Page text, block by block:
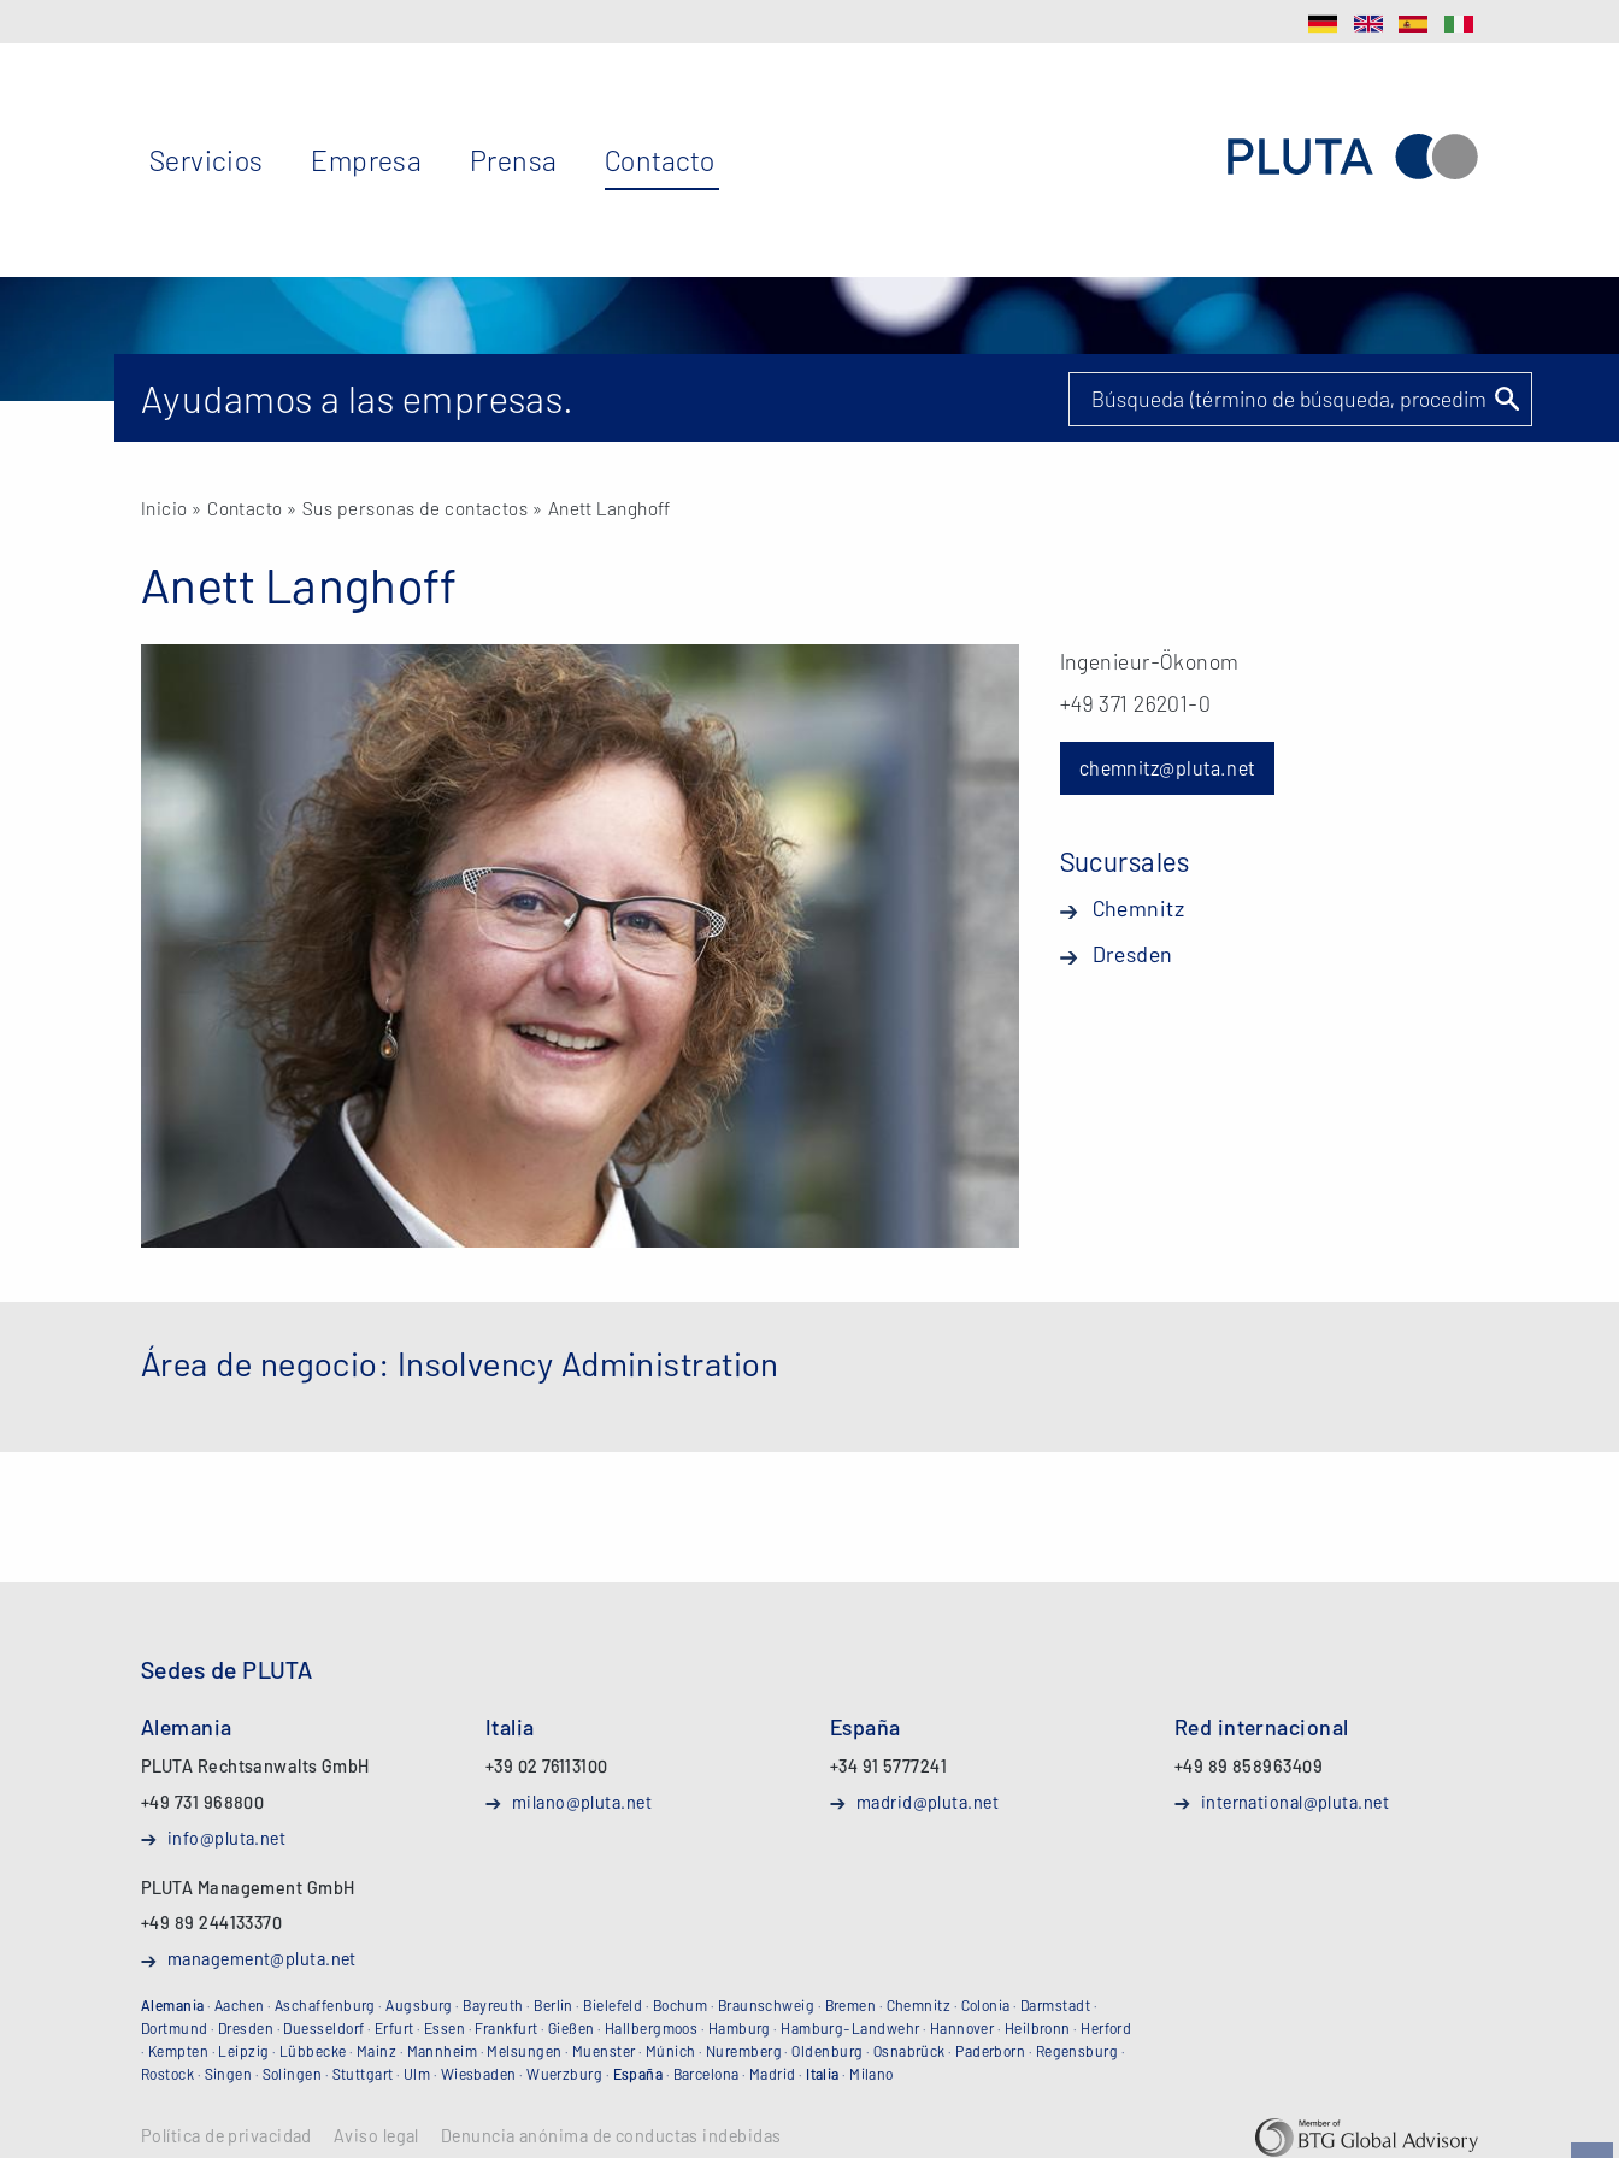
Servicios Empresa Prensa Contacto
Ayudamos a las empresas.
Inicio » Contacto »Sus personas de contactos » Anett Langhoff
Anett Langhoff
Ingenieur-Ökonom
+49 371 26201-0
chemnitz@pluta.net
Sucursales
Chemnitz
Dresden
Área de negocio: Insolvency Administration
Sedes de PLUTA
Alemania
PLUTA Rechtsanwalts GmbH
+49 731 968800
info@pluta.net
PLUTA Management GmbH
+49 89 244133370
management@pluta.net
Italia
+39 02 76113100
milano@pluta.net
España
+34 91 5777241
madrid@pluta.net
Red internacional
+49 89 858963409
international@pluta.net
Alemania · Aachen ·Aschaffenburg ·Augsburg · Bayreuth · Berlin · Bielefeld · Bochum · Braunschweig · Bremen · Chemnitz · Colonia · Darmstadt ·
Dortmund · Dresden · Duesseldorf · Erfurt · Essen · Frankfurt · Gießen · Hallbergmoos · Hamburg · Hamburg-Landwehr· Hannover· Heilbronn · Herford
· Kempten · Leipzig · Lübbecke · Mainz · Mannheim · Melsungen · Muenster· Múnich · Nuremberg ·Oldenburg · Osnabrück · Paderborn · Regensburg ·
Rostock · Singen · Solingen · Stuttgart · Ulm · Wiesbaden ·Wuerzburg · España · Barcelona · Madrid · Italia · Milano
Política de privacidad Aviso legal Denuncia anónima de conductas indebidas